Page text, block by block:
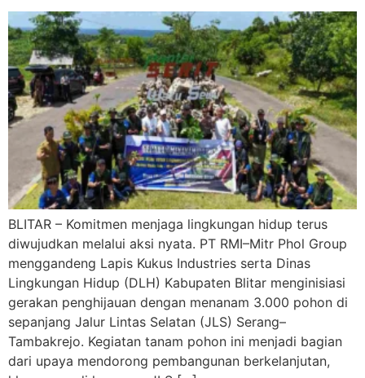
BLITAR – Komitmen menjaga lingkungan hidup terus
diwujudkan melalui aksi nyata. PT RMI–Mitr Phol Group
menggandeng Lapis Kukus Industries serta Dinas
Lingkungan Hidup (DLH) Kabupaten Blitar menginisiasi
gerakan penghijauan dengan menanam 3.000 pohon di
sepanjang Jalur Lintas Selatan (JLS) Serang–
Tambakrejo. Kegiatan tanam pohon ini menjadi bagian
dari upaya mendorong pembangunan berkelanjutan,